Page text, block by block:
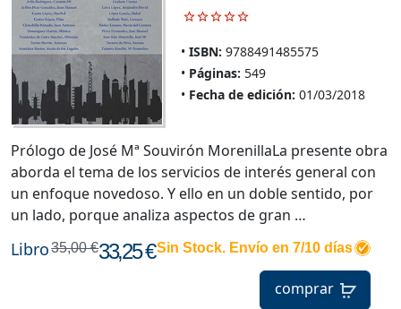
ISBN: 9788491485575
Páginas: 549
Fecha de edición: 01/03/2018
Libro35,00 €33,25 €Sin Stock. Envío en 7/10 días
comprar
Prólogo de José Mª Souvirón MorenillaLa presente obra
aborda el tema de los servicios de interés general con
un enfoque novedoso. Y ello en un doble sentido, por
un lado, porque analiza aspectos de gran …